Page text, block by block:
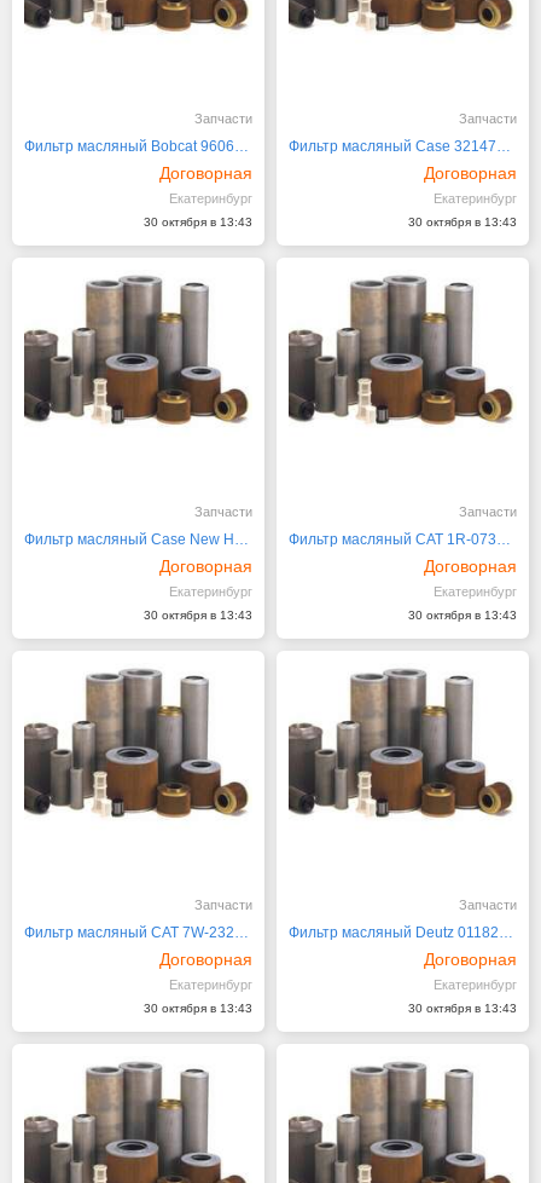
Запчасти
Фильтр масляный Bobcat 960698, 960698N
Договорная
Екатеринбург
30 октября в 13:43
Запчасти
Фильтр масляный Case 3214797R1
Договорная
Екатеринбург
30 октября в 13:43
Запчасти
Фильтр масляный Case New Holland S1350576, H411272
Договорная
Екатеринбург
30 октября в 13:43
Запчасти
Фильтр масляный CAT 1R-0734, 5W-5887
Договорная
Екатеринбург
30 октября в 13:43
Запчасти
Фильтр масляный CAT 7W-2326, 240-9393, 3I-1246
Договорная
Екатеринбург
30 октября в 13:43
Запчасти
Фильтр масляный Deutz 01182553
Договорная
Екатеринбург
30 октября в 13:43